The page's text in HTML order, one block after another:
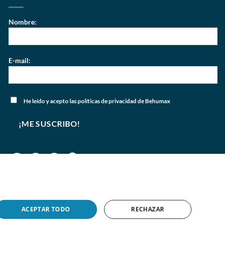
Nombre:
E-mail:
He leído y aceptolas políticas de privacidad de Behumax
ACEPTAR TODO RECHAZAR